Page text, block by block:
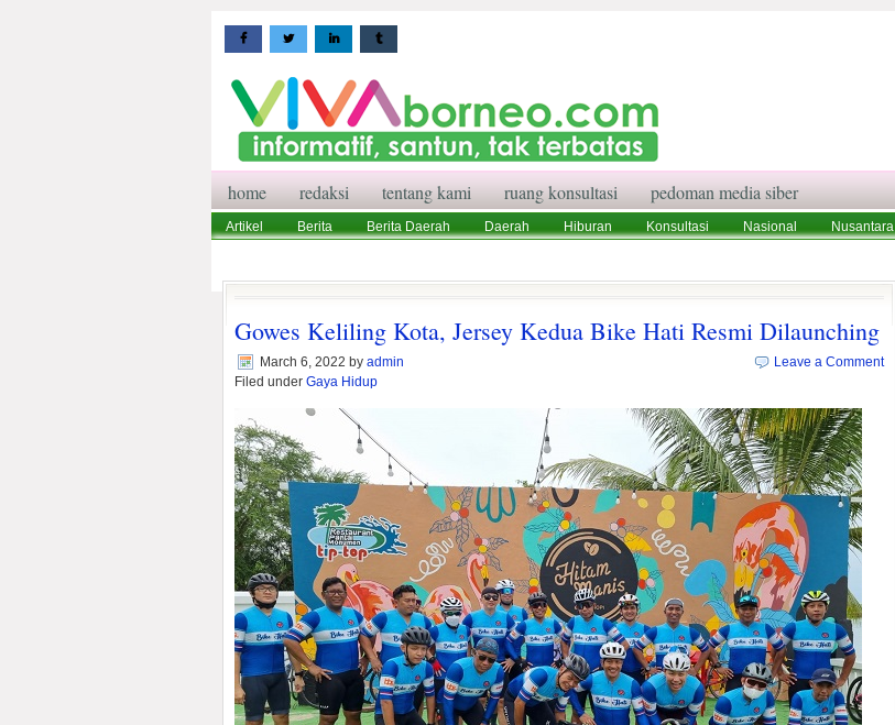
home redaksi tentang kami ruang konsultasi pedoman media siber
Artikel Berita Berita Daerah Daerah Hiburan Konsultasi Nasional Nusantara
Gowes Keliling Kota, Jersey Kedua Bike Hati Resmi Dilaunching
March 6, 2022 by admin
Filed under Gaya Hidup
Leave a Comment